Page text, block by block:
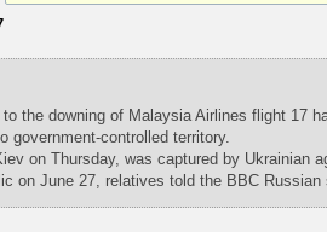
the downing of Malaysia Airlines flight 17
government-controlled territory.
on Thursday, was captured by Ukrainian
on June 27, relatives told the BBC Russian